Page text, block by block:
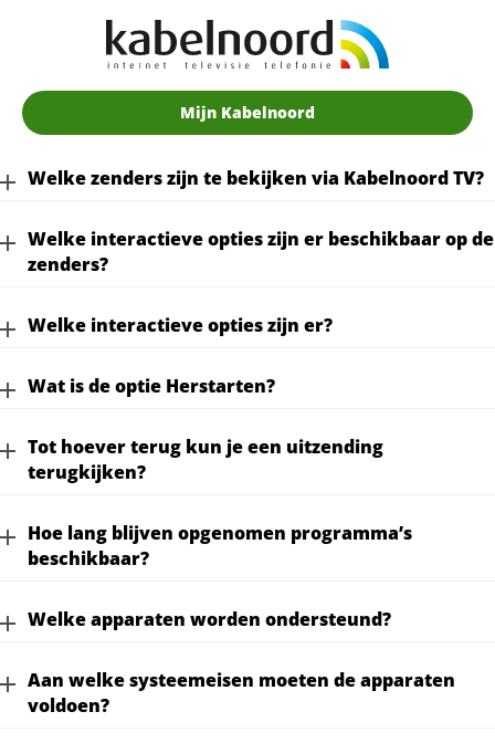
Mijn Kabelnoord
Welke zenders zijn te bekijken via Kabelnoord TV?
Welke interactieve opties zijn er beschikbaar op de
zenders?
Welke interactieve opties zijn er?
Wat is de optie Herstarten?
Tot hoever terug kun je een uitzending
terugkijken?
Hoe lang blijven opgenomen programma’s
beschikbaar?
Welke apparaten worden ondersteund?
Aan welke systeemeisen moeten de apparaten
voldoen?